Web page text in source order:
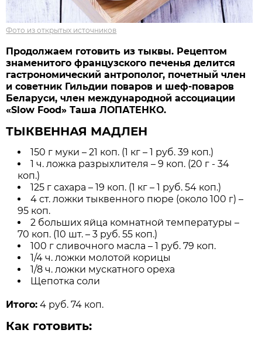
Фото из открытых источников
Продолжаем готовить из тыквы. Рецептом
знаменитого французского печенья делится
гастрономический антрополог, почетный член
и советник Гильдии поваров и шеф-поваров
Беларуси, член международной ассоциации
«Slow Food» Таша ЛОПАТЕНКО.
ТЫКВЕННАЯ МАДЛЕН
150 г муки – 21 коп. (1 кг – 1 руб. 39 коп.)
1 ч. ложка разрыхлителя – 9 коп. (20 г - 34
коп.)
125 г сахара – 19 коп. (1 кг – 1 руб. 54 коп.)
4 ст. ложки тыквенного пюре (около 100 г) –
95 коп.
2 больших яйца комнатной температуры –
70 коп. (10 шт. – 3 руб. 55 коп.)
100 г сливочного масла – 1 руб. 79 коп.
1/4 ч. ложки молотой корицы
1/8 ч. ложки мускатного ореха
Щепотка соли
Итого: 4 руб. 74 коп.
Как готовить: